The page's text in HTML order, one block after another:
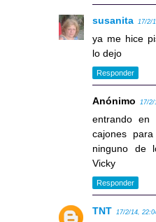
susanita 17/2/
ya me hice
lo dejo
Responder
Anónimo 17/
entrando en
cajones
ninguno de
Vicky
Responder
TNT 17/2/14,